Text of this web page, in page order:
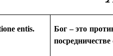
entis.
Бог – это